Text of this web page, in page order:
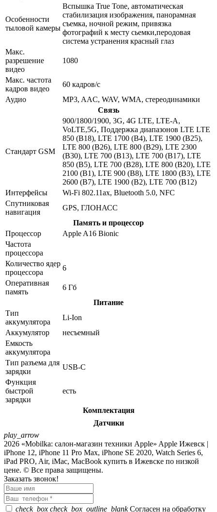
Особенности
тыловой камеры
Вспышка True Tone, автоматическая
стабилизация изображения, панорамная
съемка, ночной режим, привязка
фотографий к месту сьемки,перодовая
система устранения красный глаз
Макс.
разрешение
видео
1080
Макс. частота
кадров видео
60 кадров/с
Аудио
MP3, AAC, WAV, WMA, стереодинамики
Связь
Стандарт GSM
900/1800/1900, 3G, 4G LTE, LTE-A,
VoLTE,5G, Поддержка диапазонов LTE LTE
850 (B18), LTE 1700 (B4), LTE 1900 (B25),
LTE 800 (B26), LTE 800 (B29), LTE 2300
(B30), LTE 700 (B13), LTE 700 (B17), LTE
850 (B5), LTE 700 (B28), LTE 800 (B20), LTE
2100 (B1), LTE 900 (B8), LTE 1800 (B3), LTE
2600 (B7), LTE 1900 (B2), LTE 700 (B12)
Интерфейсы
Wi-Fi 802.11ax, Bluetooth 5.0, NFC
Спутниковая
навигация
GPS, ГЛОНАСС
Память и процессор
Процессор
Apple A16 Bionic
Частота
процессора
Количество ядер
процессора
6
Оперативная
память
6 Гб
Питание
Тип
аккумулятора
Li-Ion
Аккумулятор
несъемный
Емкость
аккумулятора
Тип разъема для
зарядки
USB-C
Функция
быстрой
зарядки
есть
Комплектация
Датчики
play_arrow
2026 «Mobilka: салон-магазин техники Apple» Apple Ижевск |
iPhone 12, iPhone 11 Pro Max, iPhone SE 2020, Watch Series 6,
iPad PRO, Air, iMac, MacBook купить в Ижевске по низкой
цене. © Все права защищены.
Заказать звонок!
check_box check_box_outline_blankСогласен на обработку